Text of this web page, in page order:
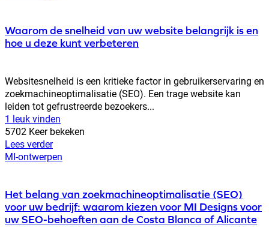
Waarom de snelheid van uw website belangrijk is en
hoe u deze kunt verbeteren
Websitesnelheid is een kritieke factor in gebruikerservaring en
zoekmachineoptimalisatie (SEO). Een trage website kan
leiden tot gefrustreerde bezoekers...
1 leuk vinden
5702 Keer bekeken
Lees verder
MI-ontwerpen
Het belang van zoekmachineoptimalisatie (SEO)
voor uw bedrijf: waarom kiezen voor MI Designs voor
uw SEO-behoeften aan de Costa Blanca of Alicante